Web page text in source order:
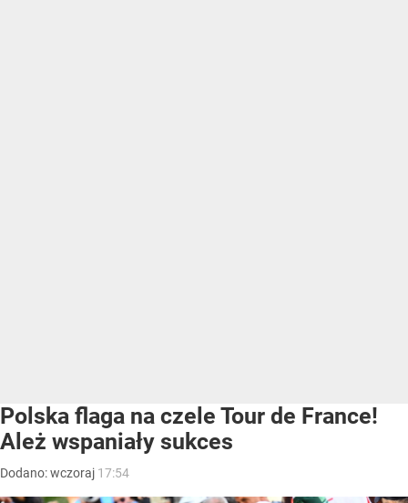
Polska flaga na czele Tour de France!
Ależ wspaniały sukces
Dodano:wczoraj 17:54